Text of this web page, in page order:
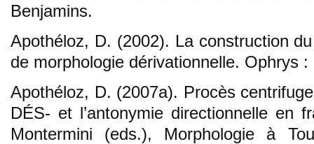
Benjamins.
Apothéloz, D. (2002). La construction
de morphologie dérivationnelle. Ophrys :
Apothéloz, D. (2007a). Procès
DÉS- et l’antonymie directionnelle en
Montermini (eds.), Morphologie à